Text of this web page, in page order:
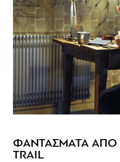
ΦΑΝΤΑΣΜΑΤΑ ΑΠΟ
TRAIL